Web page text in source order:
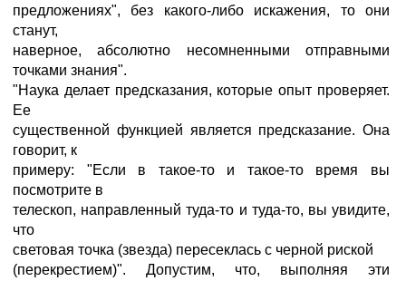
предложениях", без какого-либо искажения, то они
станут,
наверное, абсолютно несомненными отправными
точками знания".
"Наука делает предсказания, которые опыт проверяет.
Ее
существенной функцией является предсказание. Она
говорит, к
примеру: "Если в такое-то и такое-то время вы
посмотрите в
телескоп, направленный туда-то и туда-то, вы увидите,
что
световая точка (звезда) пересеклась с черной риской
(перекрестием)". Допустим, что, выполняя эти